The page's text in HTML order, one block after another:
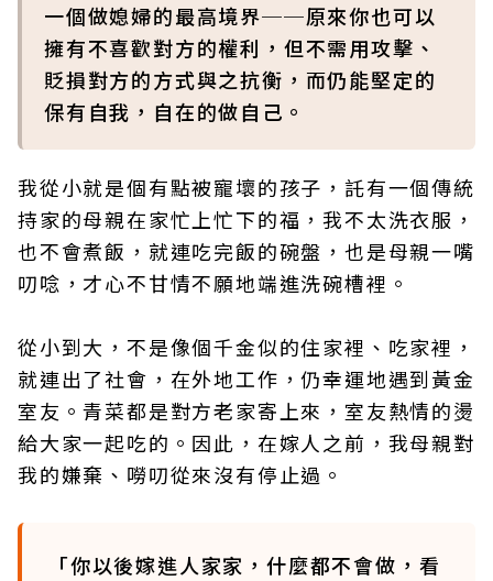
一個做媳婦的最高境界──原來你也可以
擁有不喜歡對方的權利，但不需用攻擊、
貶損對方的方式與之抗衡，而仍能堅定的
保有自我，自在的做自己。
我從小就是個有點被寵壞的孩子，託有一個傳統
持家的母親在家忙上忙下的福，我不太洗衣服，
也不會煮飯，就連吃完飯的碗盤，也是母親一嘴
叨唸，才心不甘情不願地端進洗碗槽裡。
從小到大，不是像個千金似的住家裡、吃家裡，
就連出了社會，在外地工作，仍幸運地遇到黃金
室友。青菜都是對方老家寄上來，室友熱情的燙
給大家一起吃的。因此，在嫁人之前，我母親對
我的嫌棄、嘮叨從來沒有停止過。
「你以後嫁進人家家，什麼都不會做，看